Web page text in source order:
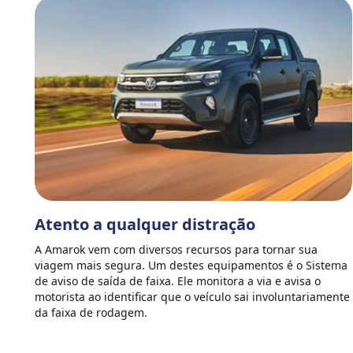
Atento a qualquer distração
A Amarok vem com diversos recursos para tornar sua
viagem mais segura. Um destes equipamentos é o Sistema
de aviso de saída de faixa. Ele monitora a via e avisa o
motorista ao identificar que o veículo sai involuntariamente
da faixa de rodagem.